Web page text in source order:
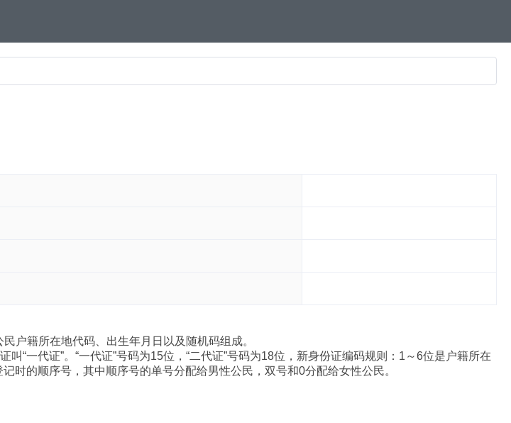
户籍所在地代码、出生年月日以及随机码组成。
叫“一代证”。“一代证”号码为15位，“二代证”号码为18位，新身份证编码规则：1～6位是户籍所在
时的顺序号，其中顺序号的单号分配给男性公民，双号和0分配给女性公民。